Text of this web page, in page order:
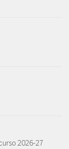
2026-27